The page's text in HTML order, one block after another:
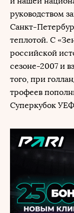
руководством
Санкт-
теплотой. С
российской
сезоне-2007 и
того, при
трофеев
Суперкубок